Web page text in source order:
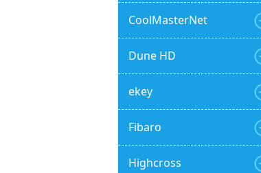
CoolMasterNet
Dune HD
ekey
Fibaro
Highcross